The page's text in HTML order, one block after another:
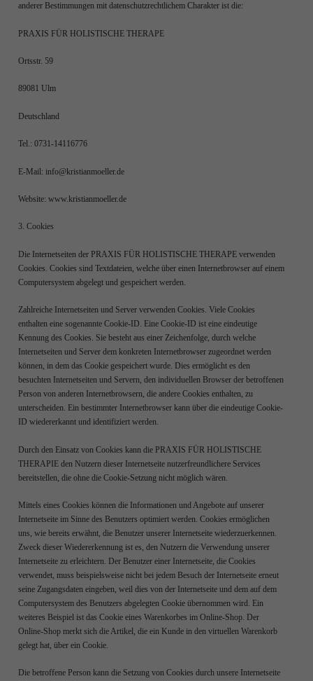
anderer Bestimmungen mit datenschutzrechtlichem Charakter ist die:
PRAXIS FÜR HOLISTISCHE THERAPE
Ortsstr. 59
89081 Ulm
Deutschland
Tel.: 0731-14116776
E-Mail: info@kristianmoeller.de
Website: www.kristianmoeller.de
3. Cookies
Die Internetseiten der PRAXIS FÜR HOLISTISCHE THERAPE verwenden
Cookies. Cookies sind Textdateien, welche über einen Internetbrowser auf einem
Computersystem abgelegt und gespeichert werden.
Zahlreiche Internetseiten und Server verwenden Cookies. Viele Cookies
enthalten eine sogenannte Cookie-ID. Eine Cookie-ID ist eine eindeutige
Kennung des Cookies. Sie besteht aus einer Zeichenfolge, durch welche
Internetseiten und Server dem konkreten Internetbrowser zugeordnet werden
können, in dem das Cookie gespeichert wurde. Dies ermöglicht es den
besuchten Internetseiten und Servern, den individuellen Browser der betroffenen
Person von anderen Internetbrowsern, die andere Cookies enthalten, zu
unterscheiden. Ein bestimmter Internetbrowser kann über die eindeutige Cookie-
ID wiedererkannt und identifiziert werden.
Durch den Einsatz von Cookies kann die PRAXIS FÜR HOLISTISCHE
THERAPIE den Nutzern dieser Internetseite nutzerfreundlichere Services
bereitstellen, die ohne die Cookie-Setzung nicht möglich wären.
Mittels eines Cookies können die Informationen und Angebote auf unserer
Internetseite im Sinne des Benutzers optimiert werden. Cookies ermöglichen
uns, wie bereits erwähnt, die Benutzer unserer Internetseite wiederzuerkennen.
Zweck dieser Wiedererkennung ist es, den Nutzern die Verwendung unserer
Internetseite zu erleichtern. Der Benutzer einer Internetseite, die Cookies
verwendet, muss beispielsweise nicht bei jedem Besuch der Internetseite erneut
seine Zugangsdaten eingeben, weil dies von der Internetseite und dem auf dem
Computersystem des Benutzers abgelegten Cookie übernommen wird. Ein
weiteres Beispiel ist das Cookie eines Warenkorbes im Online-Shop. Der
Online-Shop merkt sich die Artikel, die ein Kunde in den virtuellen Warenkorb
gelegt hat, über ein Cookie.
Die betroffene Person kann die Setzung von Cookies durch unsere Internetseite